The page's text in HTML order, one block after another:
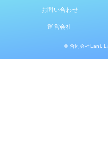
お問い合わせ
運営会社
© 合同会社Lani.